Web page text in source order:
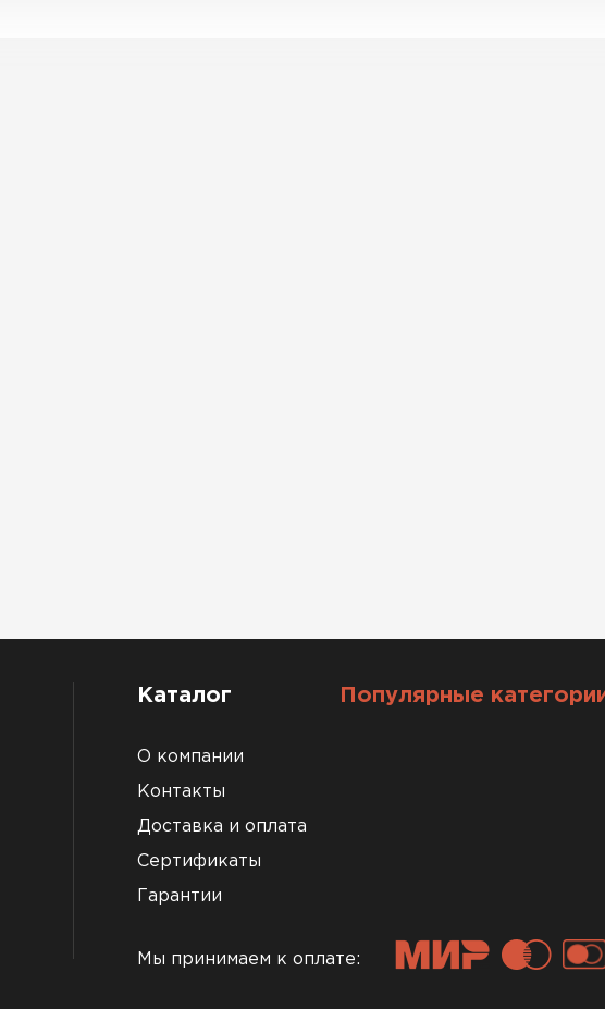
Каталог
О компании
Контакты
Доставка и оплата
Сертификаты
Гарантии
Популярные
Мы принимаем к оплате: